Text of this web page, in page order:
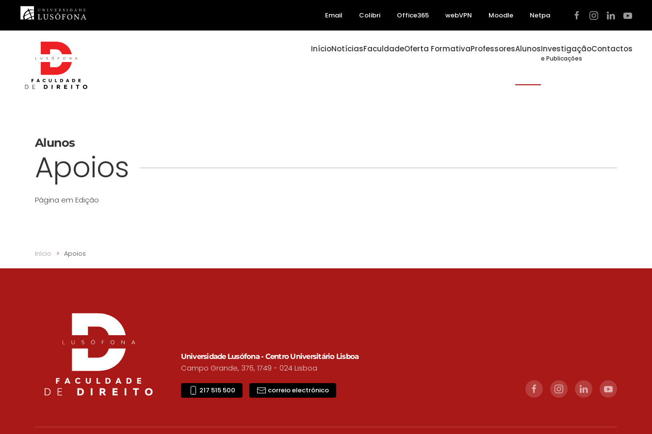
Email Colibri Office365 webVPN Moodle Netpa
InícioNotíciasFaculdadeOferta FormativaProfessoresAlunosInvestigação
e Publicações
Contactos
Alunos
Apoios
Página em Edição
Início Apoios
Universidade Lusófona - Centro Universitário Lisboa
Campo Grande, 376, 1749 - 024 Lisboa
217 515 500 correio electrónico